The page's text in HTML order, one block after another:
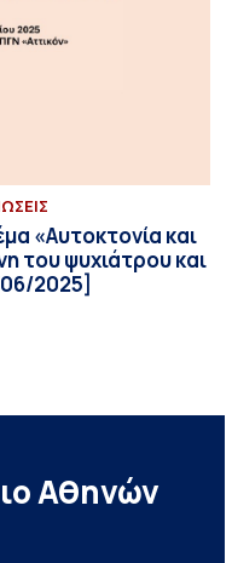
«Αυτοκτονία και
του ψυχιάτρου και
2025]
Αθηνών